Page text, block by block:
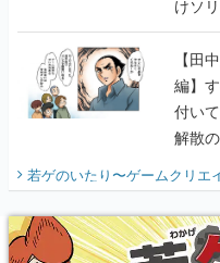
けソ
に行
【田
編】
付い
解散
開く
『少
り】
若ゲのいたり〜ゲームクリエ